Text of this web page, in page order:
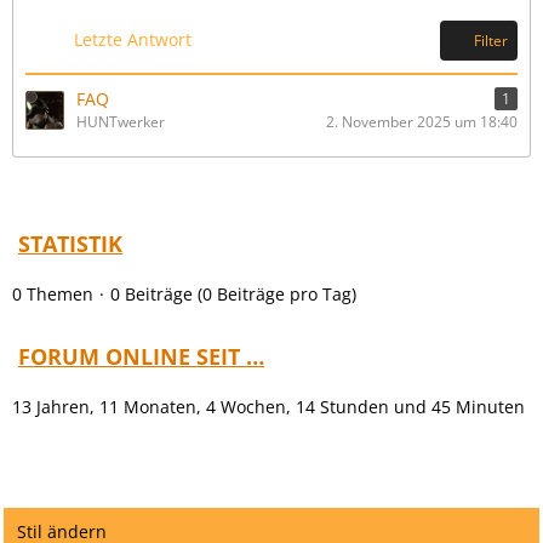
ä
g
e
t
r
ä
g
Letzte Antwort Filter
FAQ
1
HUNTwerker
2. November 2025 um 18:40
STATISTIK
0 Themen 0 Beiträge (0 Beiträge pro Tag)
FORUM ONLINE SEIT …
13 Jahren, 11 Monaten, 4 Wochen, 14 Stunden und 45 Minuten
Stil ändern